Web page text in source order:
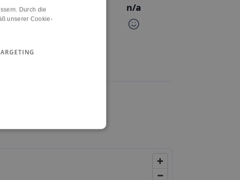
n/a
Durch die
unserer Cookie-